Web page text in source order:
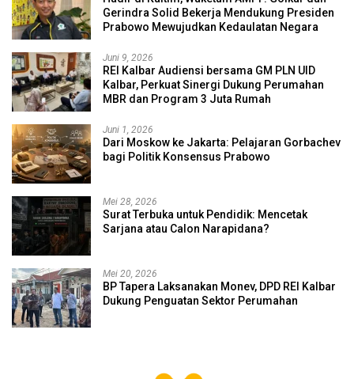
Gerindra Solid Bekerja Mendukung Presiden
Prabowo Mewujudkan Kedaulatan Negara
Juni 9, 2026
REI Kalbar Audiensi bersama GM PLN UID
Kalbar, Perkuat Sinergi Dukung Perumahan
MBR dan Program 3 Juta Rumah
Juni 1, 2026
Dari Moskow ke Jakarta: Pelajaran Gorbachev
bagi Politik Konsensus Prabowo
Mei 28, 2026
Surat Terbuka untuk Pendidik: Mencetak
Sarjana atau Calon Narapidana?
Mei 20, 2026
BP Tapera Laksanakan Monev, DPD REI Kalbar
Dukung Penguatan Sektor Perumahan